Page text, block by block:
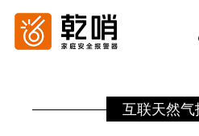
互联天然气